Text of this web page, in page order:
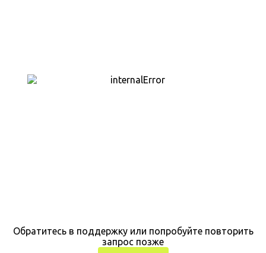
Обратитесь в поддержку или попробуйте повторить
запрос позже